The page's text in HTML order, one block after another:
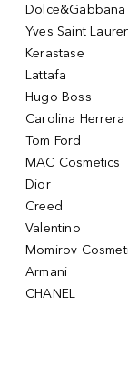
Dolce&Gabbana
Yves Saint
Kerastase
Lattafa
Hugo Boss
Carolina Herrera
Tom Ford
MAC Cosmetics
Dior
Creed
Valentino
Momirov
Armani
CHANEL